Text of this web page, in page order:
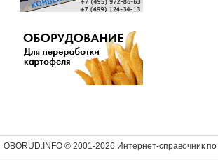
OBORUD.INFO © 2001-2026 Интернет-справочник